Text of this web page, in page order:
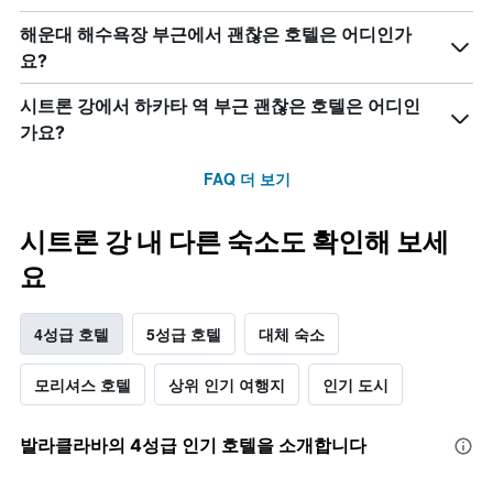
해운대 해수욕장 부근에서 괜찮은 호텔은 어디인가
요?
시트론 강에서 하카타 역 부근 괜찮은 호텔은 어디인
가요?
FAQ 더 보기
시트론 강 내 다른 숙소도 확인해 보세
요
4성급 호텔 5성급 호텔 대체 숙소
모리셔스 호텔 상위 인기 여행지 인기 도시
발라클라바​의 4​성급 인기 호텔을 소개합니다